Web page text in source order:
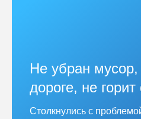
Не убран
дороге, не
Столкнулись с